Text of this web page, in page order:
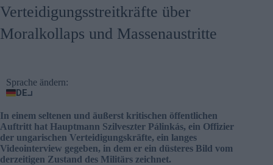
Verteidigungsstreitkräfte über
Moralkollaps und Massenaustritte
Sprache ändern:
DE
In einem seltenen und äußerst kritischen öffentlichen
Auftritt hat Hauptmann Szilveszter Pálinkás, ein Offizier
der ungarischen Verteidigungskräfte, ein langes
Videointerview gegeben, in dem er ein düsteres Bild vom
derzeitigen Zustand des Militärs zeichnet.